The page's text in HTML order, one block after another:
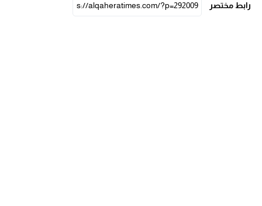
رابط مختصر